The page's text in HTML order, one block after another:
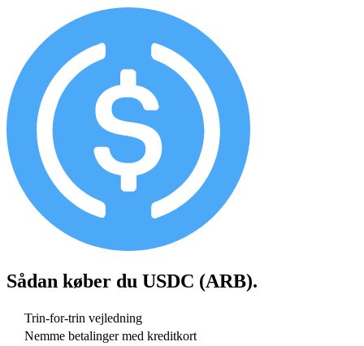
Sådan køber du USDC (ARB).
Trin-for-trin vejledning
Nemme betalinger med kreditkort